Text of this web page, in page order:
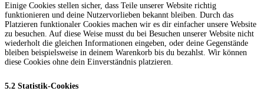
Einige Cookies stellen sicher, dass Teile unserer Website richtig
funktionieren und deine Nutzervorlieben bekannt bleiben. Durch das
Platzieren funktionaler Cookies machen wir es dir einfacher unsere Website
zu besuchen. Auf diese Weise musst du bei Besuchen unserer Website nicht
wiederholt die gleichen Informationen eingeben, oder deine Gegenstände
bleiben beispielsweise in deinem Warenkorb bis du bezahlst. Wir können
diese Cookies ohne dein Einverständnis platzieren.
5.2 Statistik-Cookies